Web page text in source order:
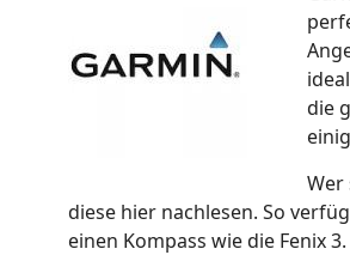
die
Wer
diese hier nachlesen. So
einen Kompass wie die Fenix